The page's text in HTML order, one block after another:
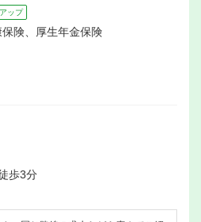
ップ
険、厚生年金保険
歩3分